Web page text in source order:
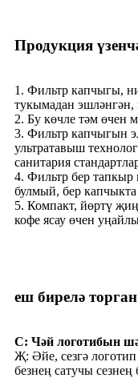
Продукция
1. Фильтр капчыгы,
тукымадан эшләнгән,
2. Бу көчле тәм өчен
3. Фильтр капчыгын
ультратавыш
санитария
4. Фильтр бер тапкыр
булмый, бер капчыкта
5. Компакт, йөртү
кофе ясау өчен
еш бирелә
С: Чәй логотибын
Җ: Әйе, сезгә
безнең сатучы сезнең